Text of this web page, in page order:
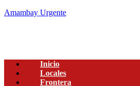
Amambay Urgente
Inicio
Locales
Frontera